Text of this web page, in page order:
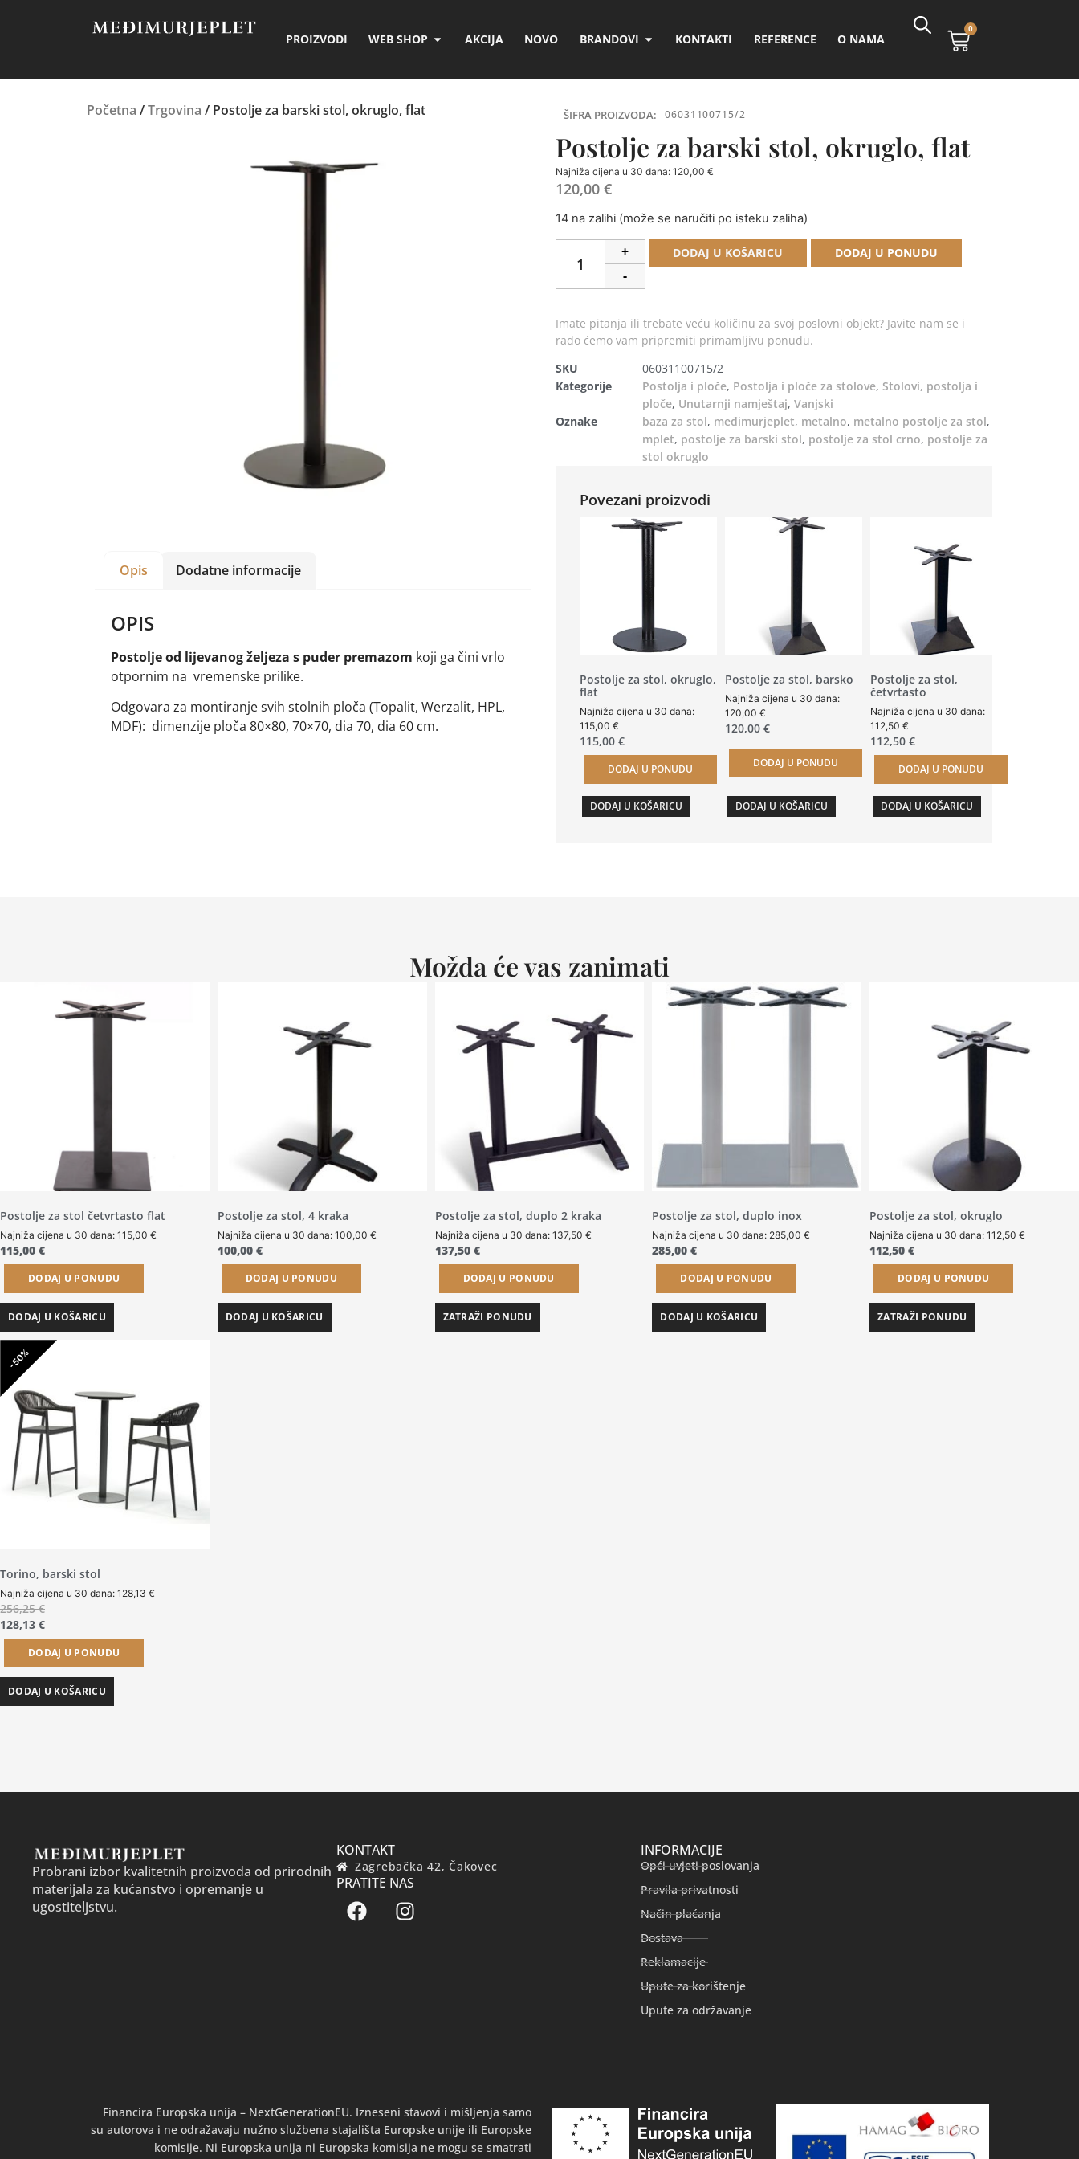
PROIZVODI WEB SHOP AKCIJA NOVO BRANDOVI KONTAKTI REFERENCE O NAMA
0
Početna /Trgovina / Postolje za barski stol, okruglo, flat
Opis Dodatne informacije
OPIS
Postolje od lijevanog željeza s puder premazom koji ga čini vrlo
otpornim na vremenske prilike.
Odgovara za montiranje svih stolnih ploča (Topalit, Werzalit, HPL,
MDF): dimenzije ploča 80×80, 70×70, dia 70, dia 60 cm.
ŠIFRA PROIZVODA: 06031100715/2
Postolje za barski stol, okruglo, flat
Najniža cijena u 30 dana: 120,00 €
120,00 €
14 na zalihi (može se naručiti po isteku zaliha)
+
-
DODAJ U KOŠARICU DODAJ U PONUDU
Imate pitanja ili trebate veću količinu za svoj poslovni objekt? Javite nam se i
rado ćemo vam pripremiti primamljivu ponudu.
SKU
06031100715/2
Kategorije
Postolja i ploče, Postolja i ploče za stolove, Stolovi, postolja i
ploče, Unutarnji namještaj, Vanjski
Oznake
baza za stol, međimurjeplet, metalno, metalno postolje za stol,
mplet, postolje za barski stol, postolje za stol crno, postolje za
stol okruglo
Povezani proizvodi
Postolje za stol, okruglo,
flat
Najniža cijena u 30 dana:
115,00 €
115,00 €
DODAJ U PONUDU
DODAJ U KOŠARICU
Postolje za stol, barsko
Najniža cijena u 30 dana:
120,00 €
120,00 €
DODAJ U PONUDU
DODAJ U KOŠARICU
Postolje za stol,
četvrtasto
Najniža cijena u 30 dana:
112,50 €
112,50 €
DODAJ U PONUDU
DODAJ U KOŠARICU
Možda će vas zanimati
Postolje za stol četvrtasto flat
Najniža cijena u 30 dana: 115,00 €
115,00 €
DODAJ U PONUDU
DODAJ U KOŠARICU
Postolje za stol, 4 kraka
Najniža cijena u 30 dana: 100,00 €
100,00 €
DODAJ U PONUDU
DODAJ U KOŠARICU
Postolje za stol, duplo 2 kraka
Najniža cijena u 30 dana: 137,50 €
137,50 €
DODAJ U PONUDU
ZATRAŽI PONUDU
Postolje za stol, duplo inox
Najniža cijena u 30 dana: 285,00€
285,00€
DODAJ U PONUDU
DODAJ U KOŠARICU
Postolje za stol, okruglo
Najniža cijena u 30 dana:112,50€
112,50€
DODAJ U PONUDU
ZATRAŽI PONUDU
-50%
Torino, barski stol
Najniža cijena u 30 dana: 128,13 €
256,25€
128,13 €
DODAJ U PONUDU
DODAJ U KOŠARICU
Probrani izbor kvalitetnih proizvoda od prirodnih
materijala za kućanstvo i opremanje u
ugostiteljstvu.
KONTAKT
Zagrebačka 42, Čakovec
PRATITE NAS
INFORMACIJE
Opći uvjeti poslovanja
Pravila privatnosti
Način plaćanja
Dostava
Reklamacije
Upute za korištenje
Upute za održavanje
Financira Europska unija – NextGenerationEU. Izneseni stavovi i mišljenja samo
su autorova i ne odražavaju nužno službena stajališta Europske unije ili Europske
komisije. Ni Europska unija ni Europska komisija ne mogu se smatrati